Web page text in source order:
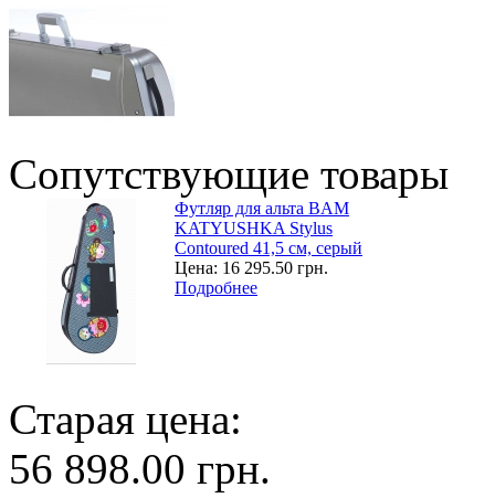
Сопутствующие товары
Футляр для альта BAM
KATYUSHKA Stylus
Contoured 41,5 см, серый
Цена: 16 295.50 грн.
Подробнее
Старая цена:
56 898.00 грн.